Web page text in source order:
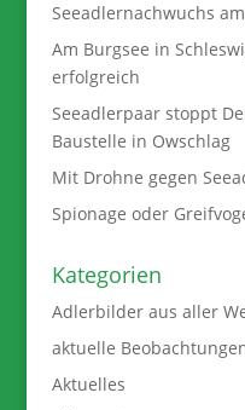
Seeadlernachwuchs
Am Burgsee in
erfolgreich
Seeadlerpaar stoppt
Baustelle in Owschlag
Mit Drohne gegen
Spionage oder
Kategorien
Adlerbilder aus aller
aktuelle
Aktuelles